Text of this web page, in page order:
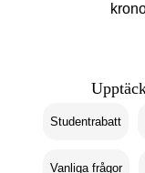
Studentrabatt
Vanliga frågor